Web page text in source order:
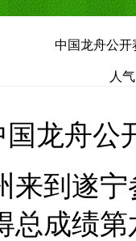
中国龙舟公开
人
国龙舟公
来到遂
总成绩